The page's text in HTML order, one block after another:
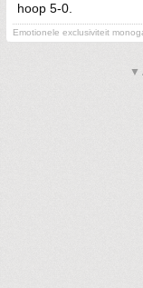
hoop 5-0.
Emotionele exclusiviteit
▼